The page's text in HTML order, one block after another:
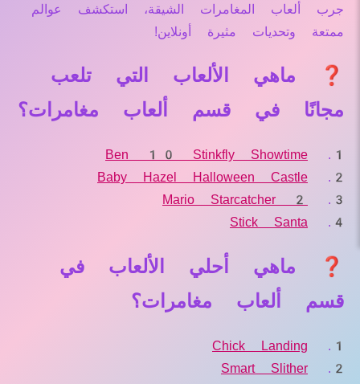
جرب ألعاب المغامرات الشيقة، استكشف عوالم
ممتعة وتحديات مثيرة أونلاين!
❓ ماهي الألعاب التي تلعب
مجانًا في قسم ألعاب مغامرات؟
Ben 10 Stinkfly Showtime
Baby Hazel Halloween Castle
Mario Starcatcher 2
Stick Santa
❓ ماهي أحلي الألعاب في
قسم ألعاب مغامرات؟
Chick Landing
Smart Slither